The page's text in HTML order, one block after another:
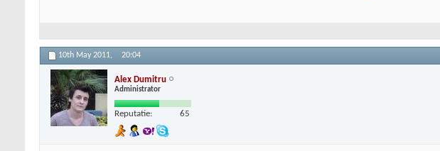
10th May 2011, 20:04
Alex Dumitru
Administrator
Reputatie: 65